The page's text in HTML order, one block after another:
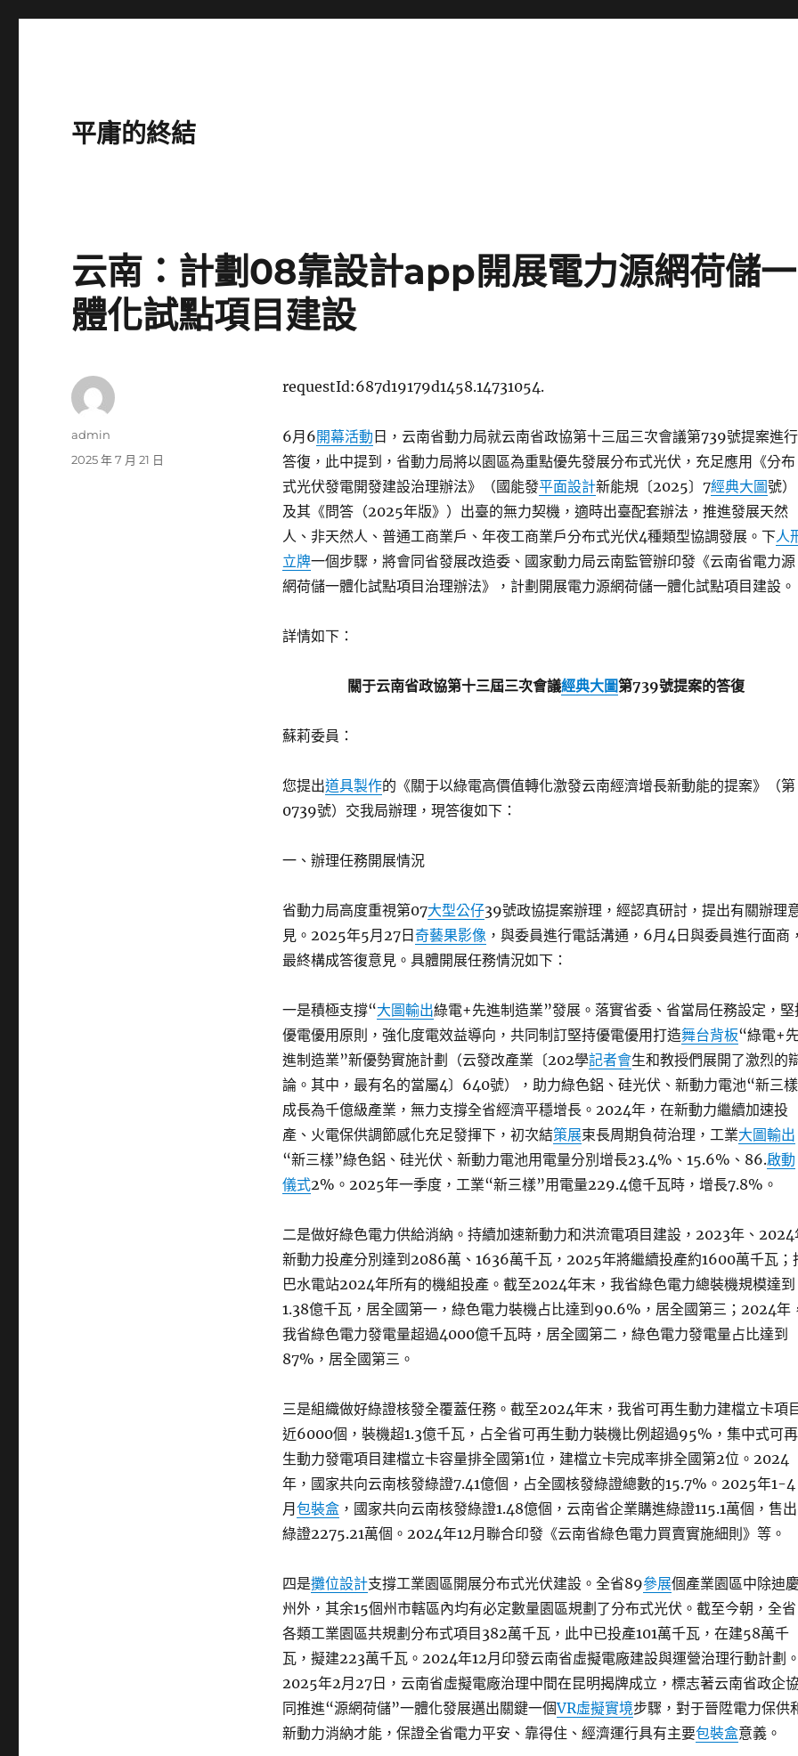
平庸的終結
云南：計劃08靠設計app開展電力源網荷儲一
體化試點項目建設
requestId:687d19179d1458.14731054.
6月6開幕活動 日，云南省動力局就云南省政協第十三屆三次會議第739號提案進行
答復，此中提到，省動力局將以園區為重點優先發展分布式光伏，充足應用《分布
式光伏發電開發建設治理辦法》（國能發平面設計新能規〔2025〕7經典大圖號）
及其《問答（2025年版》）出臺的無力契機，適時出臺配套辦法，推進發展天然
人、非天然人、普通工商業戶、年夜工商業戶分布式光伏4種類型協調發展。下人
立牌一個步驟，將會同省發展改造委、國家動力局云南監管辦印發《云南省電力源
網荷儲一體化試點項目治理辦法》，計劃開展電力源網荷儲一體化試點項目建設。
詳情如下：
關于云南省政協第十三屆三次會議經典大圖第739號提案的答復
蘇莉委員：
您提出道具製作的《關于以綠電高價值轉化激發云南經濟增長新動能的提案》（第
0739號）交我局辦理，現答復如下：
一、辦理任務開展情況
省動力局高度重視第07大型公仔39號政協提案辦理，經認真研討，提出有關辦理
見。2025年5月27日 奇藝果影像，與委員進行電話溝通，6月4日與委員進行面商，
最終構成答復意見。具體開展任務情況如下：
一是積極支撐“大圖輸出綠電+先進制造業”發展。落實省委、省當局任務設定，堅
優電優用原則，強化度電效益導向，共同制訂堅持優電優用打造舞台背板“綠電+
進制造業”新優勢實施計劃（云發改產業〔202學記者會生和教授們展開了激烈的
論。其中，最有名的當屬4〕640號），助力綠色鋁、硅光伏、新動力電池“新三
成長為千億級產業，無力支撐全省經濟平穩增長。2024年，在新動力繼續加速投
產、火電保供調節感化充足發揮下，初次結策展束長周期負荷治理，工業大圖輸出
“新三樣”綠色鋁、硅光伏、新動力電池用電量分別增長23.4%、15.6%、86.啟動
儀式2%。2025年一季度，工業“新三樣”用電量229.4億千瓦時，增長7.8%。
二是做好綠色電力供給消納。持續加速新動力和洪流電項目建設，2023年、2024
新動力投產分別達到2086萬、1636萬千瓦，2025年將繼續投產約1600萬千瓦；
巴水電站2024年所有的機組投產。截至2024年末，我省綠色電力總裝機規模達到
1.38億千瓦，居全國第一，綠色電力裝機占比達到90.6%，居全國第三；2024年
我省綠色電力發電量超過4000億千瓦時，居全國第二，綠色電力發電量占比達到
87%，居全國第三。
三是組織做好綠證核發全覆蓋任務。截至2024年末，我省可再生動力建檔立卡項
近6000個，裝機超1.3億千瓦，占全省可再生動力裝機比例超過95%，集中式可再
生動力發電項目建檔立卡容量排全國第1位，建檔立卡完成率排全國第2位。2024
年，國家共向云南核發綠證7.41億個，占全國核發綠證總數的15.7%。2025年1-4
月 包裝盒，國家共向云南核發綠證1.48億個，云南省企業購進綠證115.1萬個，售出
綠證2275.21萬個。2024年12月聯合印發《云南省綠色電力買賣實施細則》等。
四是攤位設計支撐工業園區開展分布式光伏建設。全省89參展個產業園區中除迪
州外，其余15個州市轄區內均有必定數量園區規劃了分布式光伏。截至今朝，全省
各類工業園區共規劃分布式項目382萬千瓦，此中已投產101萬千瓦，在建58萬千
瓦，擬建223萬千瓦。2024年12月印發云南省虛擬電廠建設與運營治理行動計劃。
2025年2月27日，云南省虛擬電廠治理中間在昆明揭牌成立，標志著云南省政企
同推進“源網荷儲”一體化發展邁出關鍵一個VR虛擬實境步驟，對于晉陞電力保供
新動力消納才能，保證全省電力平安、靠得住、經濟運行具有主要包裝盒意義。
作
admin
發
2025 年 7 月 21 日